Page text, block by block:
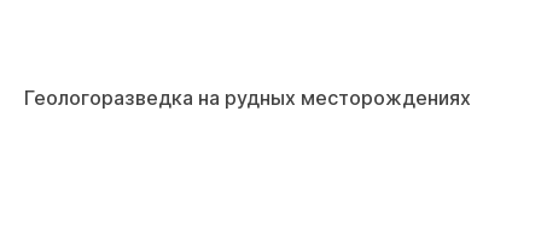
Геологоразведка на рудных месторождениях